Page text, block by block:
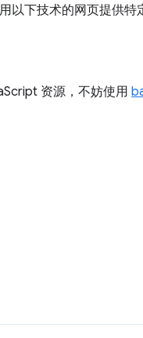
以下技术的网页提供特
资源，不妨使用